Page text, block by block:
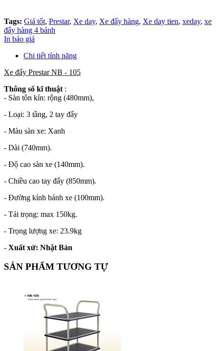
Tags: Giá tốt, Prestar, Xe day, Xe đẩy hàng, Xe day tien, xeday, xe
đẩy hàng 4 bánh
In báo giá
Chi tiết tính năng
Xe đẩy Prestar NB - 105
Thông số kĩ thuật :
- Sàn tôn kín: rộng (480mm),
- Loại: 3 tầng, 2 tay đẩy
- Màu sàn xe: Xanh
- Dài (740mm).
- Độ cao sàn xe (140mm).
- Chiều cao tay đẩy (850mm).
- Đường kính bánh xe (100mm).
- Tải trọng: max 150kg.
- Trọng lượng xe: 23.9kg
- Xuất xứ: Nhật Bản
SẢN PHẨM TƯƠNG TỰ